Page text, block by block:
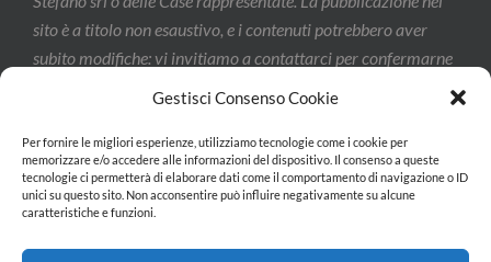
Gestisci Consenso Cookie
Per fornire le migliori esperienze, utilizziamo tecnologie come i cookie per
memorizzare e/o accedere alle informazioni del dispositivo. Il consenso a queste
tecnologie ci permetterà di elaborare dati come il comportamento di navigazione o ID
unici su questo sito. Non acconsentire può influire negativamente su alcune
caratteristiche e funzioni.
sito è a titolo non esaustivo, e i contenuti potrebbero aver
subito modifiche: vi invitiamo a contattarci per confermarne
Privacy & Cookie Policy